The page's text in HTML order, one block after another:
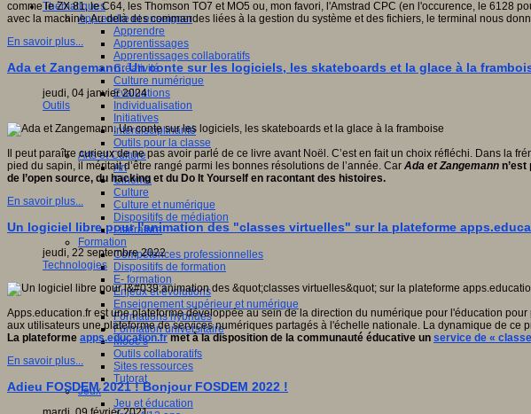
Thématiques
Apprendre et enseigner
Apprendre
Apprentissages
Apprentissages collaboratifs
Créativité
Culture numérique
Evaluations
Individualisation
Initiatives
Interdisciplinarité
Outils pour la classe
Arts et Culture
Art
Cinéma
Culture
Culture et numérique
Dispositifs de médiation
Littérature
Formation
Compétences professionnelles
Dispositifs de formation
E- formation
Enjeux et évolutions
Enseignement supérieur et numérique
Formations hybrides
Formation universitaire
Mooc’s
Outils collaboratifs
Sites ressources
Tutorat
Jeux
Jeu et éducation
comme le ZX 81, le C64, les Thomson TO7 et MO5 ou, mon favori, l'Amstrad CPC (en l'occurence, le
avec la machine. Au delà des commandes liées à la gestion du système et des fichiers, le terminal nous
En savoir plus...
Ada et Zangemann. Un conte sur les logiciels, les skateboards et la glace à la
jeudi, 04 janvier 2024
Outils
Il peut paraître curieux de ne pas avoir parlé de ce livre avant Noël. C’est en fait un choix réfléchi. Dans la
pied du sapin, il méritait d’être rangé parmi les bonnes résolutions de l’année. Car Ada et Zangemann
de l’open source, du hacking et du Do It Yourself en racontant des histoires.
En savoir plus...
Un logiciel libre pour l'animation des "classes virtuelles" sur la plateforme
jeudi, 22 septembre 2022
Technologies
Apps.education.fr est une plateforme développée au sein de la direction du numérique pour l'éducation
aux utilisateurs une plateforme de services numériques partagés à l'échelle nationale. La dynamique de
La plateforme apps.education.frmet à la disposition de la communauté éducative un service de «
En savoir plus...
Adieu FOSDEM 2021 ! Bonjour FOSDEM 2022 !